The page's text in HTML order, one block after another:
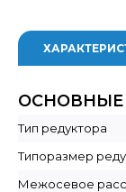
ОСНОВНЫЕ
Тип редуктора
Типоразмер
Межосевое